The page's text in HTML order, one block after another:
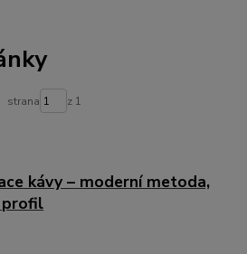
strana z 1
kávy – moderní metoda,
profil